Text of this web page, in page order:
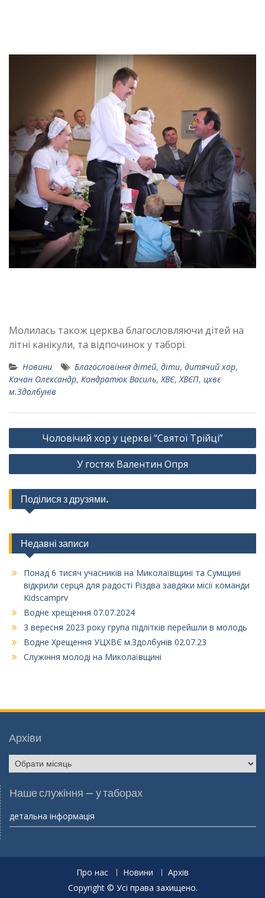
Молилась також церква благословляючи дітей на
літні канікули, та відпочинок у таборі.
Новини Благословіння дітей, діти, дитячий хор,
Качан Олександр, Кондратюк Василь, ХВЄ, ХВЄП, цхвє
м.Здолбунів
Навігація
записів
Чоловічий хор у церкві “Святої Трійці”
У гостях Валентин Опря
Поділися з друзями.
Недавні записи
Понад 6 тисяч учасників на Миколаївщині та Сумщині
відкрили серця для радості Різдва завдяки місії команди
Kidscamprv
Водне хрещення 07.07.2024
3 вересня 2023 року група підлітків перейшли в молодь
Водне Хрещення УЦХВЄ м.Здолбунів 02.07.23
Служіння молоді на Миколаївщині
Архіви
Архіви
Наше служіння – у таборах
детальна інформація
Про нас Новини
Архів
Copyright © Усі права захищено.